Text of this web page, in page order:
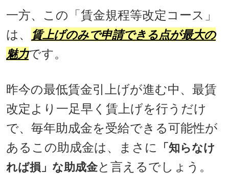
一方、この「賃金規程等改定コース」
は、
賃上げのみで申請できる点が最大の
魅力です。
昨今の最低賃金引上げが進む中、最賃
改定より一足早く賃上げを行うだけ
で、毎年助成金を受給できる可能性が
あるこの助成金は、
まさに
「知らなけ
れば損」な助成金と言えるでしょう。